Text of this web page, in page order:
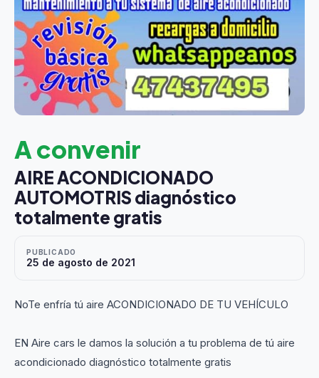
A convenir
AIRE ACONDICIONADO
AUTOMOTRIS diagnóstico
totalmente gratis
PUBLICADO
25 de agosto de 2021
NoTe enfría tú aire ACONDICIONADO DE TU VEHÍCULO
EN Aire cars le damos la solución a tu problema de tú aire
acondicionado diagnóstico totalmente gratis